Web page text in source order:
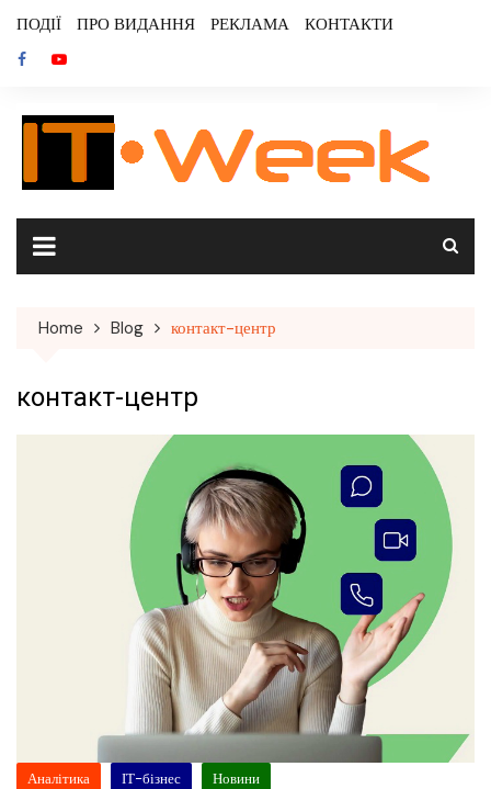
content
ПОДІЇ ПРО ВИДАННЯ РЕКЛАМА КОНТАКТИ
Home Blog контакт-центр
контакт-центр
Аналітика ІТ-бізнес Новини